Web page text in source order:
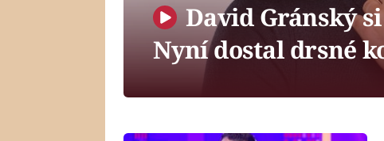
David Gránský
Nyní dostal drsné